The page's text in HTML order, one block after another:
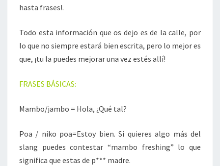
hasta frases!.
Todo esta información que os dejo es de la calle, por
lo que no siempre estará bien escrita, pero lo mejor es
que, ¡tu la puedes mejorar una vez estés allí!
FRASES BÁSICAS:
Mambo/jambo = Hola, ¿Qué tal?
Poa / niko poa=Estoy bien. Si quieres algo más del
slang puedes contestar “mambo freshing” lo que
significa que estas de p*** madre.